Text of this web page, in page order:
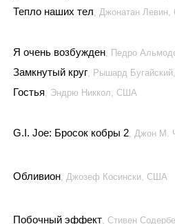
Тепло наших тел, Джонатан
Я очень возбужден, Педро
Замкнутый круг, Рышард
Гостья, Эндрю Никкол, США
G.I. Joe: Бросок кобры 2, Джон М.
Обливион, Джозеф Косински, США
Побочный эффект, Стивен